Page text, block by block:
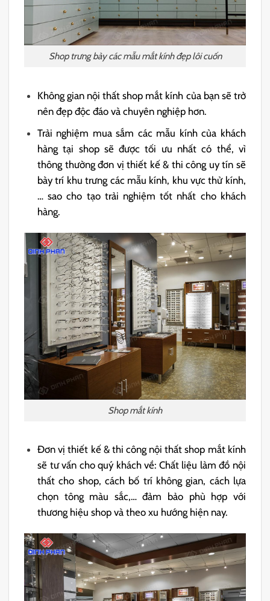
Shop trưng bày các mẫu mắt kính đẹp lôi cuốn
Không gian nội thất shop mắt kính của bạn sẽ trở
nên đẹp độc đáo và chuyên nghiệp hơn.
Trải nghiệm mua sắm các mẫu kính của khách
hàng tại shop sẽ được tối ưu nhất có thể, vì
thông thường đơn vị thiết kế & thi công uy tín sẽ
bày trí khu trưng các mẫu kính, khu vực thử kính,
… sao cho tạo trải nghiệm tốt nhất cho khách
hàng.
Shop mắt kính
Đơn vị thiết kế & thi công nội thất shop mắt kính
sẽ tư vấn cho quý khách về: Chất liệu làm đồ nội
thất cho shop, cách bố trí không gian, cách lựa
chọn tông màu sắc,… đảm bảo phù hợp với
thương hiệu shop và theo xu hướng hiện nay.